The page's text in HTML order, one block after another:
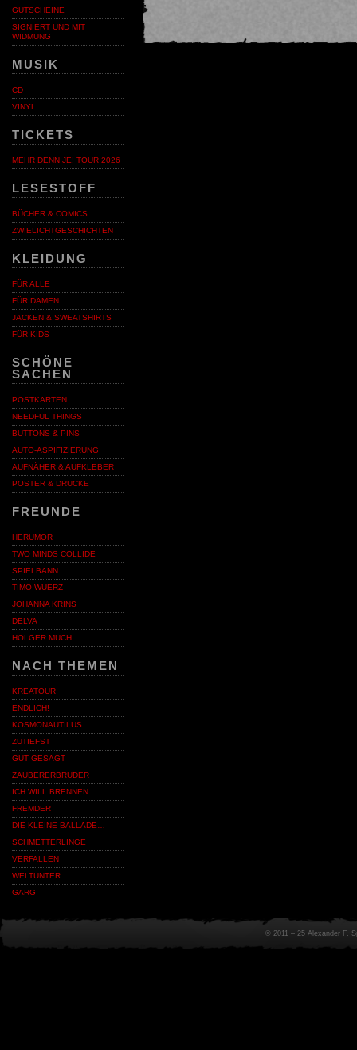
GUTSCHEINE
SIGNIERT UND MIT
WIDMUNG
MUSIK
CD
VINYL
TICKETS
MEHR DENN JE! TOUR 2026
LESESTOFF
BÜCHER & COMICS
ZWIELICHTGESCHICHTEN
KLEIDUNG
FÜR ALLE
FÜR DAMEN
JACKEN & SWEATSHIRTS
FÜR KIDS
SCHÖNE
SACHEN
POSTKARTEN
NEEDFUL THINGS
BUTTONS & PINS
AUTO-ASPIFIZIERUNG
AUFNÄHER & AUFKLEBER
POSTER & DRUCKE
FREUNDE
HERUMOR
TWO MINDS COLLIDE
SPIELBANN
TIMO WUERZ
JOHANNA KRINS
DELVA
HOLGER MUCH
NACH THEMEN
KREATOUR
ENDLICH!
KOSMONAUTILUS
ZUTIEFST
GUT GESAGT
ZAUBERERBRUDER
ICH WILL BRENNEN
FREMDER
DIE KLEINE BALLADE…
SCHMETTERLINGE
VERFALLEN
WELTUNTER
GARG
© 2011 – 25 Alexander F.